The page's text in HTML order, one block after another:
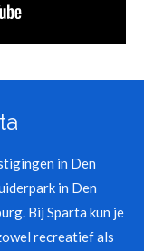
in Den
in Den
Bij Sparta kun je
recreatief als